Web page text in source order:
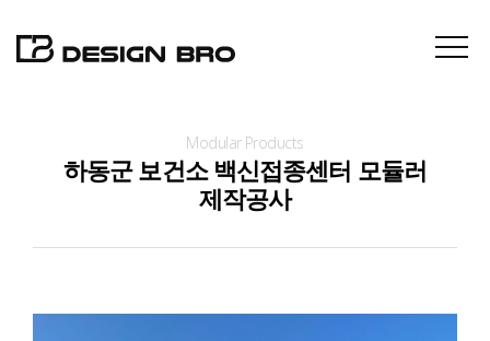
About
Contact
Modular Products
하동군 보건소 백신접종센터 모듈러
제작공사